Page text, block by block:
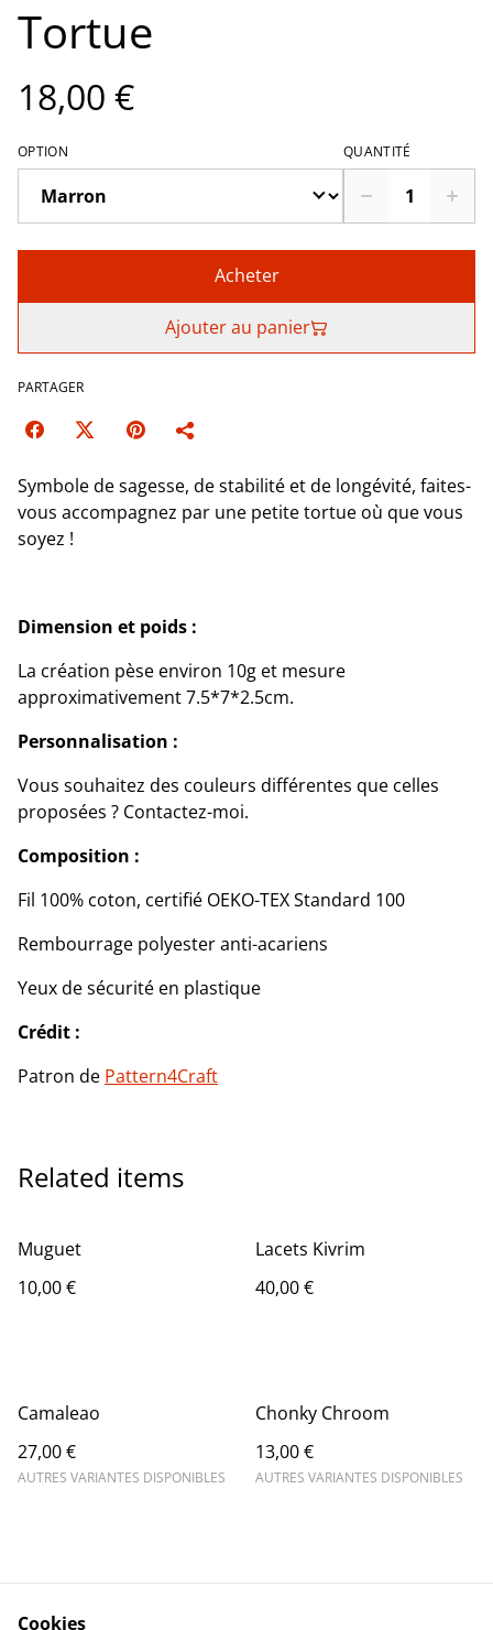
Tortue
18,00 €
OPTION QUANTITÉ
Acheter
Ajouter au panier
PARTAGER
Symbole de sagesse, de stabilité et de longévité, faites-
vous accompagnez par une petite tortue où que vous
soyez !
Dimension et poids :
La création pèse environ 10g et mesure
approximativement 7.5*7*2.5cm.
Personnalisation :
Vous souhaitez des couleurs différentes que celles
proposées ? Contactez-moi.
Composition :
Fil 100% coton, certifié OEKO-TEX Standard 100
Rembourrage polyester anti-acariens
Yeux de sécurité en plastique
Crédit :
Patron de Pattern4Craft
Related items
Muguet
10,00 €
Lacets Kivrim
40,00 €
Camaleao
27,00 €
AUTRES VARIANTES DISPONIBLES
Chonky Chroom
13,00 €
AUTRES VARIANTES DISPONIBLES
Cookies